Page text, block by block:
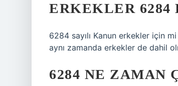
ERKEKLER 6284
6284 sayılı Kanun erkekler için
aynı zamanda erkekler de dahil
6284 NE ZAMAN